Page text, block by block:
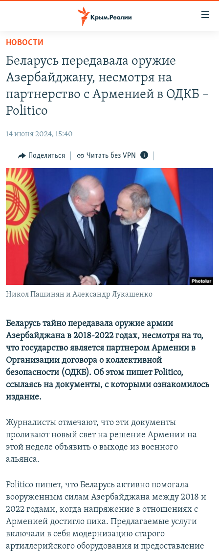
Вернуться
основному
содержанию
Вернутся
главной
Вернутся
поиску
СПЕЦПРОЕКТЫ
КАРТА ВОЕННЫХ ОБЪЕКТОВ КРЫМА
ВОДА
ИСТОРИЯ
ИНФОГРАФИКА
ТЕЛЕПРОЕКТ КРЫМ.РЕАЛИИ
СОВЕТЫ ПРАВОЗАЩИТНИКОВ
ПРОПАВШИЕ БЕЗ ВЕСТИ
ПОБЕДИТЕЛЕЙ НЕ СУДЯТ?
КРЫМ.НЕПОКОРЕННЫЙ
ELIFBE
УКРАИНСКАЯ ПРОБЛЕМА КРЫМА
РАДІО СВОБОДА
КАК ОБОЙТИ БЛОКИРОВКУ
Українською
Qırımtatar
ПРИСОЕДИНЯЙТЕСЬ!
Все сайты RFE/RL
НОВОСТИ
Беларусь передавала оружие
Азербайджану, несмотря на
партнерство с Арменией в ОДКБ –
Politico
14 июня 2024, 15:40
Поделиться Читать без VPN
Никол Пашинян и Александр Лукашенко
Беларусь тайно передавала оружие армии
Азербайджана в 2018-2022 годах, несмотря на то,
что государство является партнером Армении в
Организации договора о коллективной
безопасности (ОДКБ). Об этом пишет Politico,
ссылаясь на документы, с которыми ознакомилось
издание.
Журналисты отмечают, что эти документы
проливают новый свет на решение Армении на
этой неделе объявить о выходе из военного
альянса.
Politico пишет, что Беларусь активно помогала
вооруженным силам Азербайджана между 2018 и
2022 годами, когда напряжение в отношениях с
Арменией достигло пика. Предлагаемые услуги
включали в себя модернизацию старого
артиллерийского оборудования и предоставление